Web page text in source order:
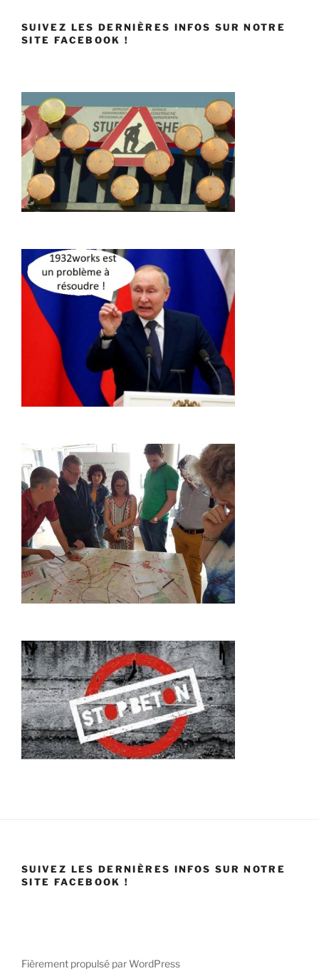
SUIVEZ LES DERNIÈRES INFOS SUR NOTRE
SITE FACEBOOK !
SUIVEZ LES DERNIÈRES INFOS SUR NOTRE
SITE FACEBOOK !
Fièrement propulsé par WordPress